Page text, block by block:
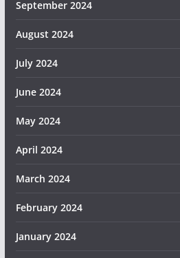
September 2024
August 2024
July 2024
June 2024
May 2024
April 2024
March 2024
February 2024
January 2024